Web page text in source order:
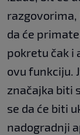
razgovorima,
da će
pokretu čak i
ovu funkciju.
značajka biti
se da će biti
nadogradnji